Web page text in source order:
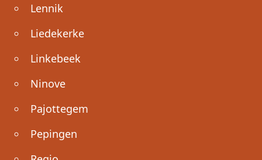
Lennik
Liedekerke
Linkebeek
Ninove
Pajottegem
Pepingen